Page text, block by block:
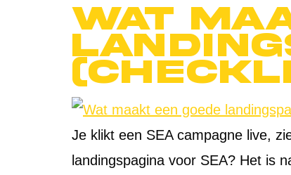
Wat
Je klikt een SEA campagne live,
landingspagina voor SEA? Het is